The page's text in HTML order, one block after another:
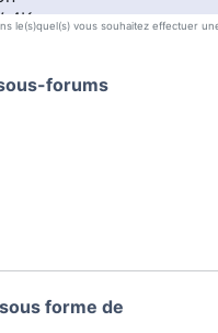
le(s)quel(s) vous souhaitez effectuer
forums
forme de